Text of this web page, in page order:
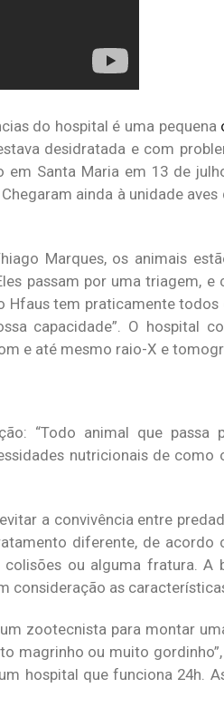
do hospital é uma pequena
desidratada e com
Santa Maria em 13 de
ainda à unidade
Marques, os animais
passam por uma triagem,
Hfaus tem praticamente
capacidade”. O hospital
e até mesmo raio-X e
“Todo animal que
nutricionais de como
a convivência entre
diferente, de
ou alguma fratura. A
consideração as
zootecnista para montar
magrinho ou muito
hospital que funciona 24h.